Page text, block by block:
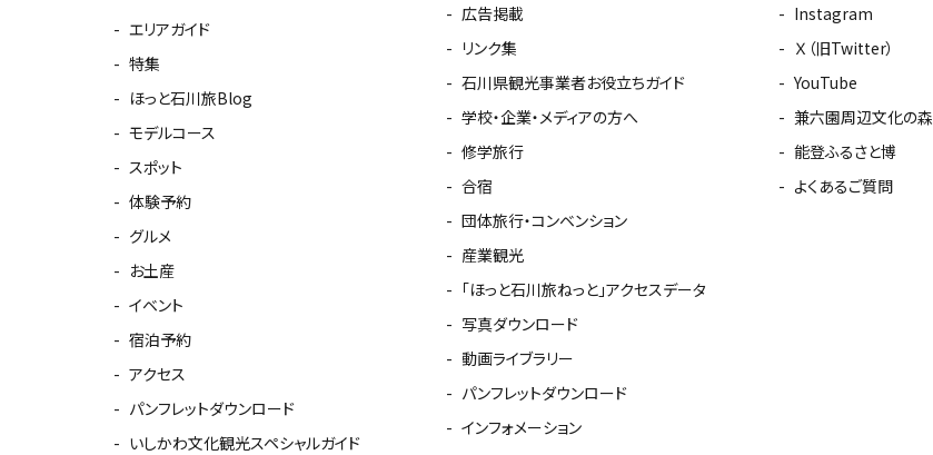
エリアガイド
特集
ほっと石川旅Blog
モデルコース
スポット
体験予約
グルメ
お土産
イベント
宿泊予約
アクセス
パンフレットダウンロード
いしかわ文化観光スペシャルガイド
広告掲載
リンク集
石川県観光事業者お役立ちガイド
学校・企業・メディアの方へ
修学旅行
合宿
団体旅行・コンベンション
産業観光
「ほっと石川旅ねっと」アクセスデータ
写真ダウンロード
動画ライブラリー
パンフレットダウンロード
インフォメーション
Instagram
Ｘ（旧Twitter）
YouTube
兼六園周辺文化の森
能登ふるさと博
よくあるご質問